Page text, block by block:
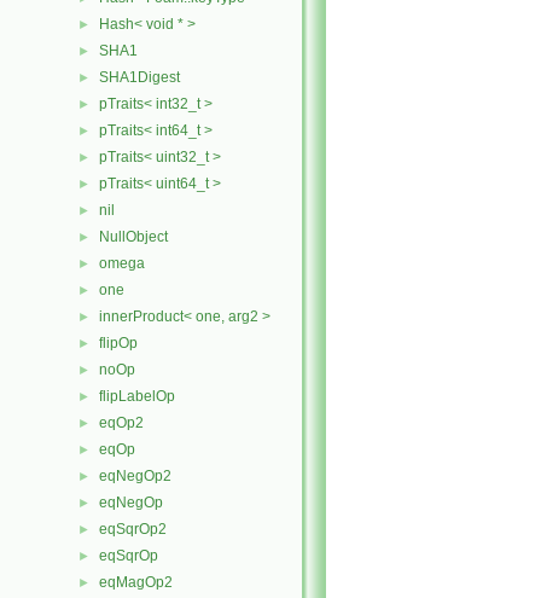
► Hash< void * >
► SHA1
► SHA1Digest
► pTraits< int32_t >
► pTraits< int64_t >
► pTraits< uint32_t >
► pTraits< uint64_t >
► nil
► NullObject
► omega
► one
► innerProduct< one, arg2 >
► flipOp
► noOp
► flipLabelOp
► eqOp2
► eqOp
► eqNegOp2
► eqNegOp
► eqSqrOp2
► eqSqrOp
► eqMagOp2